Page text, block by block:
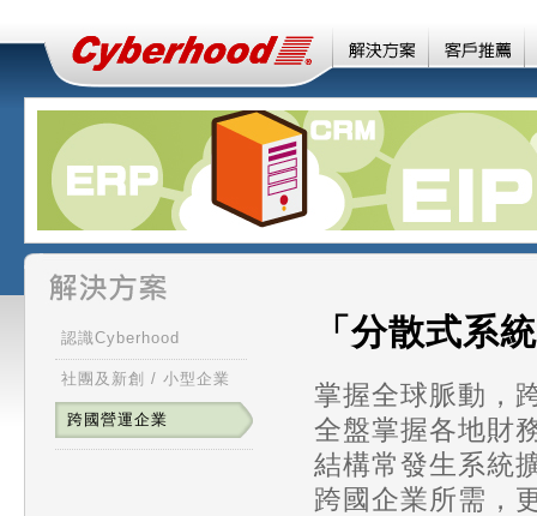
認識Cyberhood
社團及新創 / 小型企業
跨國營運企業
「分散式系
掌握全球脈動，
全盤掌握各地財
結構常發生系統
跨國企業所需，